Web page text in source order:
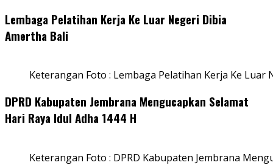
Lembaga Pelatihan Kerja Ke Luar Negeri Dibia
Amertha Bali
Keterangan Foto : Lembaga Pelatihan Kerja Ke Luar
DPRD Kabupaten Jembrana Mengucapkan Selamat
Hari Raya Idul Adha 1444 H
Keterangan Foto : DPRD Kabupaten Jembrana